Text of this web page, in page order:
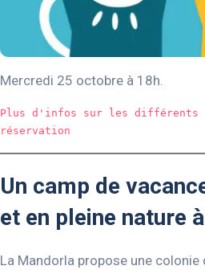
Mercredi 25 octobre à 18h.
Plus d'infos sur les différents
réservation
Un camp de
et en pleine nature
La Mandorla propose une colonie